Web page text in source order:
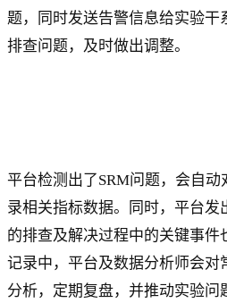
题，同时发送告警信息给实验干
排查问题，及时做出调整。
平台检测出了SRM问题，会自
录相关指标数据。同时，平台发
的排查及解决过程中的关键事件
记录中，平台及数据分析师会对
分析，定期复盘，并推动实验问